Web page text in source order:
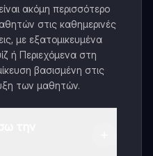
ακόμη περισσότερο
στις καθημερινές
με εξατομικευμένα
ή Περιεχόμενα στη
βασισμένη στις
των μαθητών.